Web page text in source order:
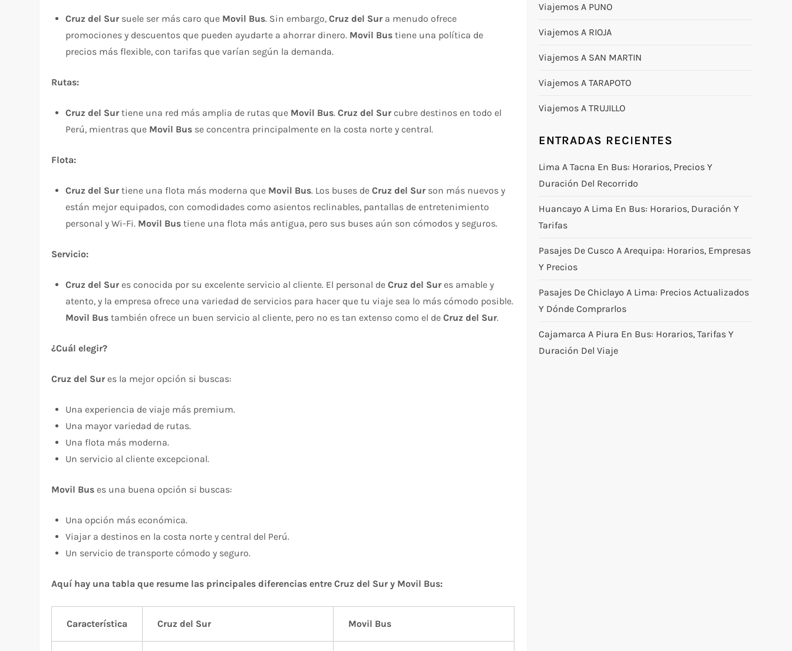
Cruz del Sursuele ser más caro que Movil Bus. Sin embargo,Cruz del Sura menudo ofrece
promociones y descuentos que pueden ayudarte a ahorrar dinero. Movil Bus tiene una política de
precios más flexible, con tarifas que varían según la demanda.
Rutas:
Cruz del Surtiene una red más amplia de rutas que Movil Bus.Cruz del Surcubre destinos en todo el
Perú, mientras que Movil Bus se concentra principalmente en la costa norte y central.
Flota:
Cruz del Surtiene una flota más moderna que Movil Bus. Los buses deCruz del Surson más nuevos y
están mejor equipados, con comodidades como asientos reclinables, pantallas de entretenimiento
personal y Wi-Fi. Movil Bus tiene una flota más antigua, pero sus buses aún son cómodos y seguros.
Servicio:
Cruz del Sures conocida por su excelente servicio al cliente. El personal deCruz del Sures amable y
atento, y la empresa ofrece una variedad de servicios para hacer que tu viaje sea lo más cómodo posible.
Movil Bus también ofrece un buen servicio al cliente, pero no es tan extenso como el deCruz del Sur.
¿Cuál elegir?
Cruz del Sures la mejor opción si buscas:
Una experiencia de viaje más premium.
Una mayor variedad de rutas.
Una flota más moderna.
Un servicio al cliente excepcional.
Movil Bus es una buena opción si buscas:
Una opción más económica.
Viajar a destinos en la costa norte y central del Perú.
Un servicio de transporte cómodo y seguro.
Aquí hay una tabla que resume las principales diferencias entre Cruz del Sur y Movil Bus:
Característica Cruz del Sur Movil Bus
Viajemos A PUNO
Viajemos A RIOJA
Viajemos A SAN MARTIN
Viajemos A TARAPOTO
Viajemos A TRUJILLO
ENTRADAS RECIENTES
Lima A Tacna En Bus: Horarios, Precios Y
Duración Del Recorrido
Huancayo A Lima En Bus: Horarios, Duración Y
Tarifas
Pasajes De Cusco A Arequipa: Horarios, Empresas
Y Precios
Pasajes De Chiclayo A Lima: Precios Actualizados
Y Dónde Comprarlos
Cajamarca A Piura En Bus: Horarios, Tarifas Y
Duración Del Viaje